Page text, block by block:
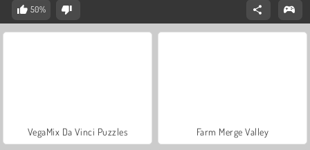
50%
VegaMix Da Vinci Puzzles Farm Merge Valley